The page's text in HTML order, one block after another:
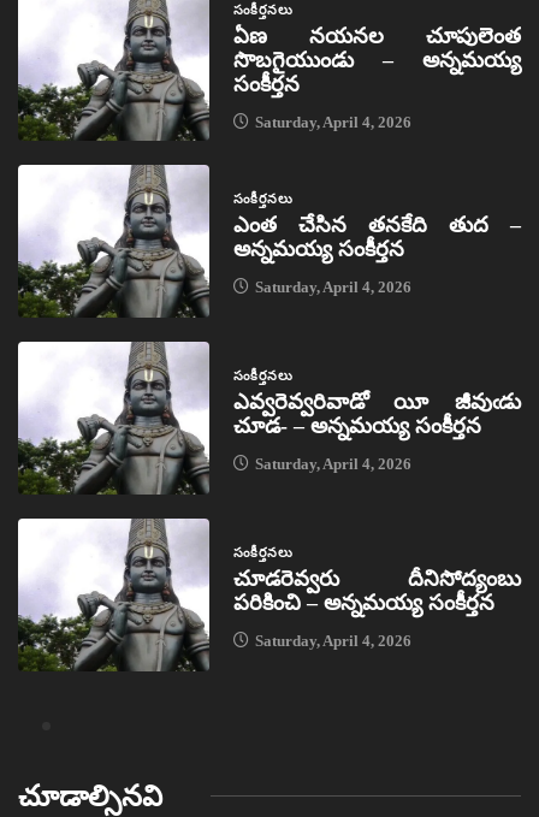
సంకీర్తనలు
ఏణ నయనల చూపులెంత
సొబగైయుండు – అన్నమయ్య
సంకీర్తన
Saturday, April 4, 2026
సంకీర్తనలు
ఎంత చేసిన తనకేది తుద –
అన్నమయ్య సంకీర్తన
Saturday, April 4, 2026
సంకీర్తనలు
ఎవ్వరెవ్వరివాడో యీ జీవుఁడు
చూడ- – అన్నమయ్య సంకీర్తన
Saturday, April 4, 2026
సంకీర్తనలు
చూడరెవ్వరు దీనిసోద్యంబు
పరికించి – అన్నమయ్య సంకీర్తన
Saturday, April 4, 2026
చూడాల్సినవి